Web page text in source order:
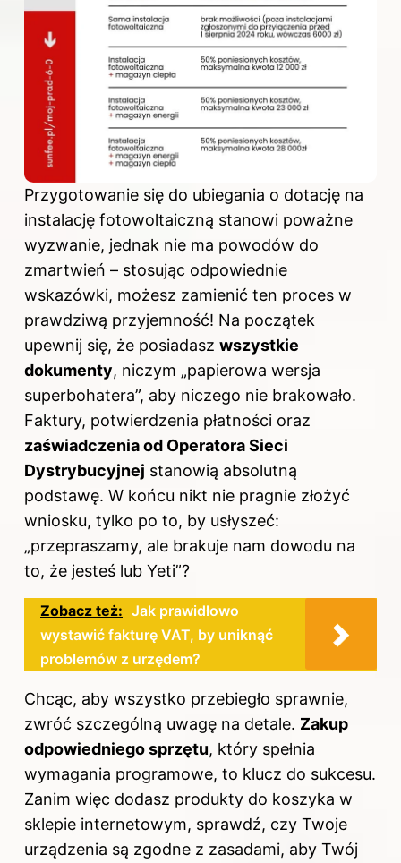
Przygotowanie się do ubiegania o dotację na
instalację fotowoltaiczną stanowi poważne
wyzwanie, jednak nie ma powodów do
zmartwień – stosując odpowiednie
wskazówki, możesz zamienić ten proces w
prawdziwą przyjemność! Na początek
upewnij się, że posiadasz wszystkie
dokumenty, niczym „papierowa wersja
superbohatera”, aby niczego nie brakowało.
Faktury, potwierdzenia płatności oraz
zaświadczenia od Operatora Sieci
Dystrybucyjnej stanowią absolutną
podstawę. W końcu nikt nie pragnie złożyć
wniosku, tylko po to, by usłyszeć:
„przepraszamy, ale brakuje nam dowodu na
to, że jesteś lub Yeti”?
Zobacz też: Jak prawidłowo
wystawić fakturę VAT, by uniknąć
problemów z urzędem?
Chcąc, aby wszystko przebiegło sprawnie,
zwróć szczególną uwagę na detale. Zakup
odpowiedniego sprzętu, który spełnia
wymagania programowe, to klucz do sukcesu.
Zanim więc dodasz produkty do koszyka w
sklepie internetowym, sprawdź, czy Twoje
urządzenia są zgodne z zasadami, aby Twój